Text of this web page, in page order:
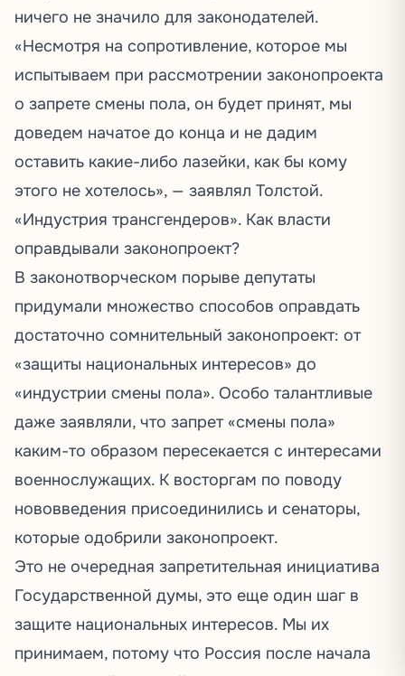
ничего не значило для законодателей.
«Несмотря на сопротивление, которое мы
испытываем при рассмотрении законопроекта
о запрете смены пола, он будет принят, мы
доведем начатое до конца и не дадим
оставить какие-либо лазейки, как бы кому
этого не хотелось», — заявлял Толстой.
«Индустрия трансгендеров». Как власти
оправдывали законопроект?
В законотворческом порыве депутаты
придумали множество способов оправдать
достаточно сомнительный законопроект: от
«защиты национальных интересов» до
«индустрии смены пола». Особо талантливые
даже заявляли, что запрет «смены пола»
каким-то образом пересекается с интересами
военнослужащих. К восторгам по поводу
нововведения присоединились и сенаторы,
которые одобрили законопроект.
Это не очередная запретительная инициатива
Государственной думы, это еще один шаг в
защите национальных интересов. Мы их
принимаем, потому что Россия после начала